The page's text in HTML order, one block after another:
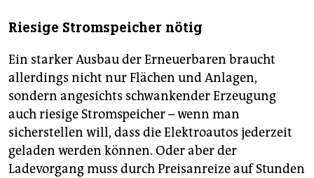
Riesige Stromspeicher nötig
Ein starker Ausbau der Erneuerbaren braucht
allerdings nicht nur Flächen und Anlagen,
sondern angesichts schwankender Erzeugung
auch riesige Stromspeicher – wenn man
sicherstellen will, dass die Elektroautos jederzeit
geladen werden können. Oder aber der
Ladevorgang muss durch Preisanreize auf Stunden